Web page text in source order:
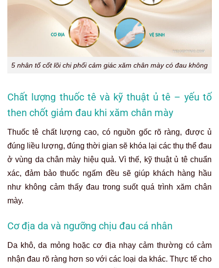
5 nhân tố cốt lõi chi phối cảm giác xăm chân mày có đau không
Chất lượng thuốc tê và kỹ thuật ủ tê – yếu tố
then chốt giảm đau khi xăm chân mày
Thuốc tê chất lượng cao, có nguồn gốc rõ ràng, được ủ
đúng liều lượng, đúng thời gian sẽ khóa lại các thụ thể đau
ở vùng da chân mày hiệu quả. Vì thế, kỹ thuật ủ tê chuẩn
xác, đảm bảo thuốc ngấm đều sẽ giúp khách hàng hầu
như không cảm thấy đau trong suốt quá trình xăm chân
mày.
Cơ địa da và ngưỡng chịu đau cá nhân
Da khô, da mỏng hoặc cơ địa nhạy cảm thường có cảm
nhận đau rõ ràng hơn so với các loại da khác. Thực tế cho